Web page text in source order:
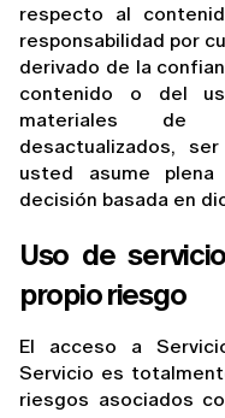
respecto al
responsabilidad por
derivado de la
contenido o del
materiales de
desactualizados,
usted asume plena
decisión basada en
Uso de
propio riesgo
El acceso a
Servicio es
riesgos asociados